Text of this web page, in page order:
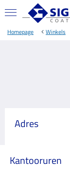
Homepage Winkels
Adres
Kantooruren